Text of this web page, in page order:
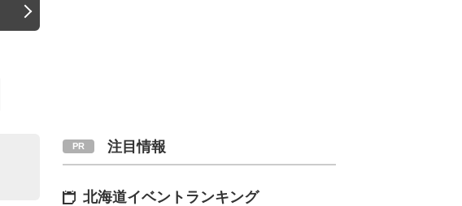
注目情報
北海道イベントランキング